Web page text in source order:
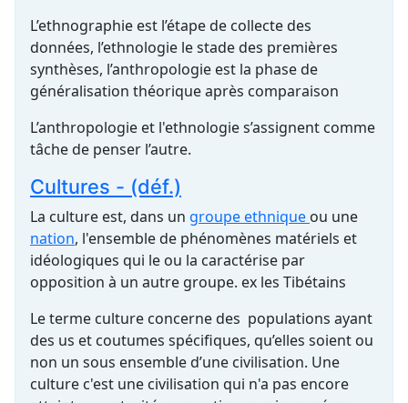
L’ethnographie est l’étape de collecte des
données, l’ethnologie le stade des premières
synthèses, l’anthropologie est la phase de
généralisation théorique après comparaison
L’anthropologie et l'ethnologie s’assignent comme
tâche de penser l’autre.
Cultures - (déf.)
La culture est, dans un groupe ethnique ou une
nation, l'ensemble de phénomènes matériels et
idéologiques qui le ou la caractérise par
opposition à un autre groupe. ex les Tibétains
Le terme culture concerne des populations ayant
des us et coutumes spécifiques, qu’elles soient ou
non un sous ensemble d’une civilisation. Une
culture c'est une civilisation qui n'a pas encore